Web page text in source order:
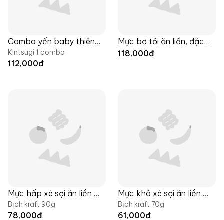
Combo yến baby thiên
nhiên Yumsea x Langfarm
Kintsugi 1 combo
112,000đ
Mực bơ tỏi ăn liền, đặc
sản Yumsea x Langfarm
118,000đ
Mực hấp xé sợi ăn liền,
đặc sản Yumsea x
Langfarm
Bịch kraft 90g
78,000đ
Mực khô xé sợi ăn liền,
đặc sản Yumsea x
Langfarm
Bịch kraft 70g
61,000đ